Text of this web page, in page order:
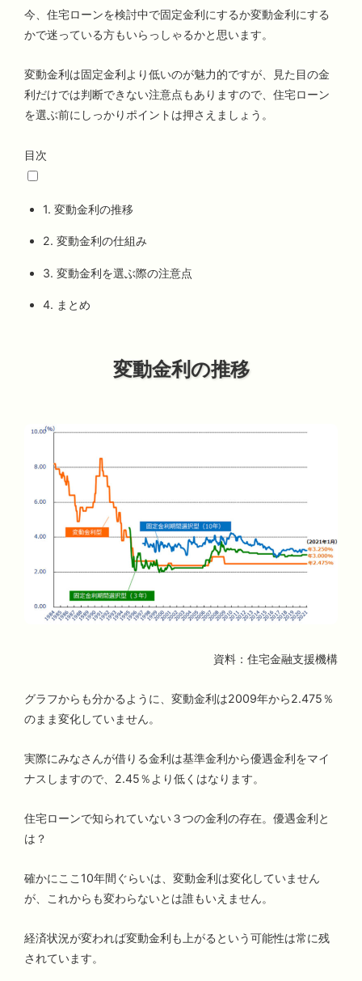
今、住宅ローンを検討中で固定金利にするか変動金利にする
かで迷っている方もいらっしゃるかと思います。
変動金利は固定金利より低いのが魅力的ですが、見た目の金
利だけでは判断できない注意点もありますので、住宅ローン
を選ぶ前にしっかりポイントは押さえましょう。
目次
1. 変動金利の推移
2. 変動金利の仕組み
3. 変動金利を選ぶ際の注意点
4. まとめ
変動金利の推移
資料：住宅金融支援機構
グラフからも分かるように、変動金利は2009年から2.475％
のまま変化していません。
実際にみなさんが借りる金利は基準金利から優遇金利をマイ
ナスしますので、2.45％より低くはなります。
住宅ローンで知られていない３つの金利の存在。優遇金利と
は？
確かにここ10年間ぐらいは、変動金利は変化していません
が、これからも変わらないとは誰もいえません。
経済状況が変われば変動金利も上がるという可能性は常に残
されています。